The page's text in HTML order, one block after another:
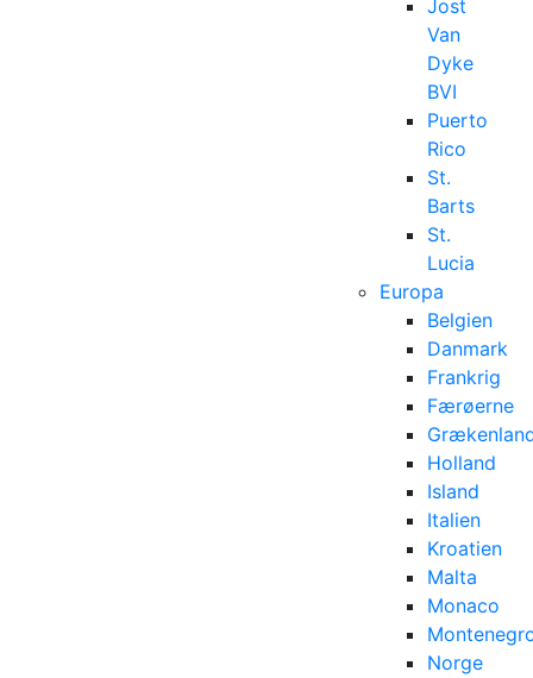
Jost
Van
Dyke
BVI
Puerto
Rico
St.
Barts
St.
Lucia
Europa
Belgien
Danmark
Frankrig
Færøerne
Holland
Island
Italien
Kroatien
Malta
Monaco
Norge